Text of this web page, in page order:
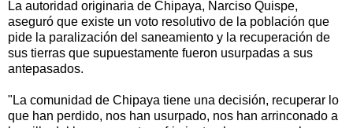
La autoridad originaria de Chipaya, Narciso Quispe,
aseguró que existe un voto resolutivo de la población que
pide la paralización del saneamiento y la recuperación de
sus tierras que supuestamente fueron usurpadas a sus
antepasados.
"La comunidad de Chipaya tiene una decisión, recuperar lo
que han perdido, nos han usurpado, nos han arrinconado a